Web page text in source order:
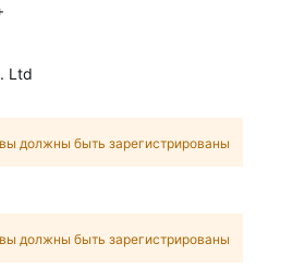
Ltd
должны быть зарегистрированы
должны быть зарегистрированы